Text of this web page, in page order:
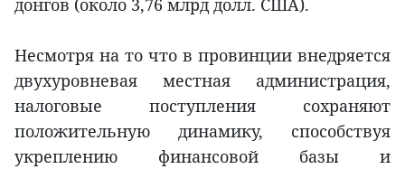
донгов (около 3,76 млрд долл. США).
Несмотря на то что в провинции внедряется
двухуровневая местная администрация,
налоговые поступления сохраняют
положительную динамику, способствуя
укреплению финансовой базы и